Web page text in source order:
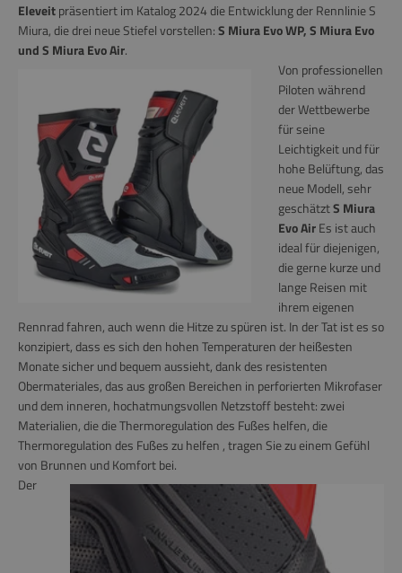
Eleveitpräsentiert im Katalog 2024 die Entwicklung derRennlinieS
Miura, die drei neue Stiefel vorstellen:S Miura EvoWP, S Miura Evo
und S Miura Evo Air.
Von professionellen
Piloten während
der Wettbewerbe
für seine
Leichtigkeit und für
hohe Belüftung, das
neue Modell, sehr
geschätztS Miura
Evo AirEs ist auch
ideal für diejenigen,
die gerne kurze und
lange Reisen mit
ihrem eigenen
Rennrad fahren, auch wenn die Hitze zu spüren ist. In der Tat ist es so
konzipiert, dass es sich den hohen Temperaturen der heißesten
Monate sicher und bequem aussieht, dank des resistenten
Obermateriales, das aus großen Bereichen in perforierten Mikrofaser
und dem inneren, hochatmungsvollen Netzstoff besteht: zwei
Materialien, die die Thermoregulation des Fußes helfen, die
Thermoregulation des Fußes zu helfen , tragen Sie zu einem Gefühl
von Brunnen und Komfort bei.
Der